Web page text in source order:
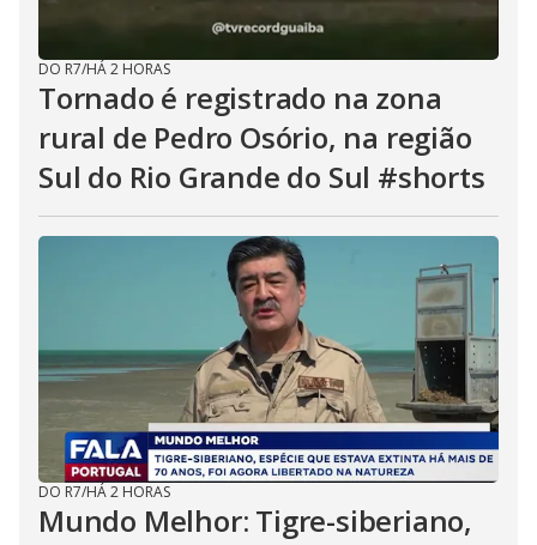
DO R7/HÁ 2 HORAS
Tornado é registrado na zona
rural de Pedro Osório, na região
Sul do Rio Grande do Sul #shorts
DO R7/HÁ 2 HORAS
Mundo Melhor: Tigre-siberiano,